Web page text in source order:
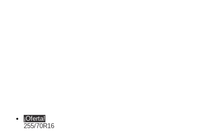
¡Oferta!
255/70R16